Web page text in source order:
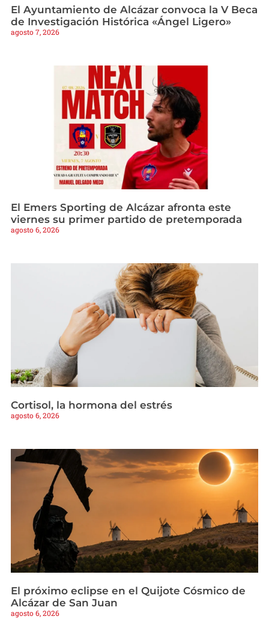
El Ayuntamiento de Alcázar convoca la V Beca
de Investigación Histórica «Ángel Ligero»
agosto 7, 2026
El Emers Sporting de Alcázar afronta este
viernes su primer partido de pretemporada
agosto 6, 2026
Cortisol, la hormona del estrés
agosto 6, 2026
El próximo eclipse en el Quijote Cósmico de
Alcázar de San Juan
agosto 6, 2026